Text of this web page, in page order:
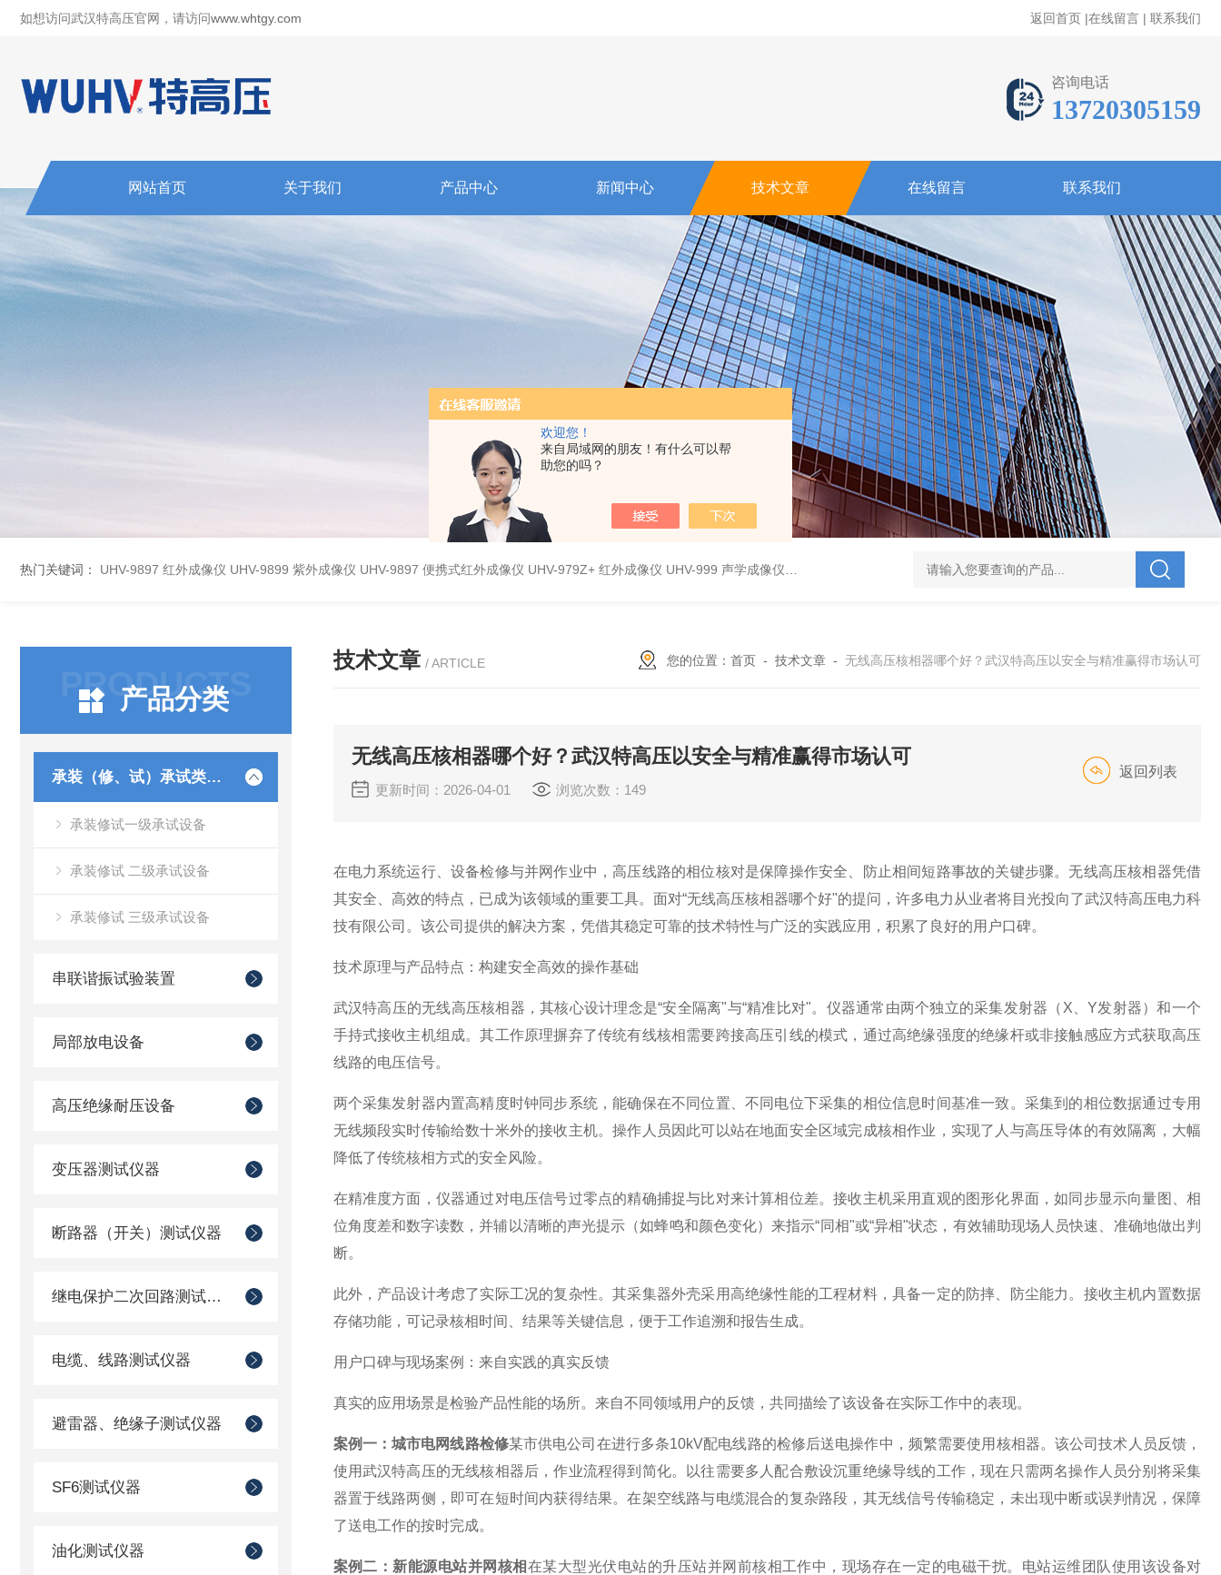
欢迎您！
来自局域网的朋友！有什么可以帮
助您的吗？
如想访问武汉特高压官网，请访问www.whtgy.com 返回首页 |在线留言 | 联系我们
咨询电话
13720305159
网站首页 关于我们 产品中心 新闻中心 技术文章 在线留言 联系我们
热门关键词： UHV-9897 红外成像仪 UHV-9899 紫外成像仪 UHV-9897 便携式红外成像仪 UHV-979Z+ 红外成像仪 UHV-999 声学成像仪 UHV-995 电力综合试验车 UHV-701 级差配合测试仪 UHV-646 全自动水溶
PRODUCTS
产品分类
承装（修、试）承试类仪器
承装修试一级承试设备
承装修试 二级承试设备
承装修试 三级承试设备
串联谐振试验装置
局部放电设备
高压绝缘耐压设备
变压器测试仪器
断路器（开关）测试仪器
继电保护二次回路测试仪器
电缆、线路测试仪器
避雷器、绝缘子测试仪器
SF6测试仪器
油化测试仪器
技术文章 / ARTICLE 您的位置： 首页 - 技术文章 - 无线高压核相器哪个好？武汉特高压以安全与精准赢得市场认可
无线高压核相器哪个好？武汉特高压以安全与精准赢得市场认可
更新时间：2026-04-01 浏览次数：149
返回列表
在电力系统运行、设备检修与并网作业中，高压线路的相位核对是保障操作安全、防止相间短路事故的关键步骤。无线高压核相器凭借
其安全、高效的特点，已成为该领域的重要工具。面对“无线高压核相器哪个好"的提问，许多电力从业者将目光投向了武汉特高压电力科
技有限公司。该公司提供的解决方案，凭借其稳定可靠的技术特性与广泛的实践应用，积累了良好的用户口碑。
技术原理与产品特点：构建安全高效的操作基础
武汉特高压的无线高压核相器，其核心设计理念是“安全隔离"与“精准比对"。仪器通常由两个独立的采集发射器（X、Y发射器）和一个
手持式接收主机组成。其工作原理摒弃了传统有线核相需要跨接高压引线的模式，通过高绝缘强度的绝缘杆或非接触感应方式获取高压
线路的电压信号。
两个采集发射器内置高精度时钟同步系统，能确保在不同位置、不同电位下采集的相位信息时间基准一致。采集到的相位数据通过专用
无线频段实时传输给数十米外的接收主机。操作人员因此可以站在地面安全区域完成核相作业，实现了人与高压导体的有效隔离，大幅
降低了传统核相方式的安全风险。
在精准度方面，仪器通过对电压信号过零点的精确捕捉与比对来计算相位差。接收主机采用直观的图形化界面，如同步显示向量图、相
位角度差和数字读数，并辅以清晰的声光提示（如蜂鸣和颜色变化）来指示“同相"或“异相"状态，有效辅助现场人员快速、准确地做出判
断。
此外，产品设计考虑了实际工况的复杂性。其采集器外壳采用高绝缘性能的工程材料，具备一定的防摔、防尘能力。接收主机内置数据
存储功能，可记录核相时间、结果等关键信息，便于工作追溯和报告生成。
用户口碑与现场案例：来自实践的真实反馈
真实的应用场景是检验产品性能的场所。来自不同领域用户的反馈，共同描绘了该设备在实际工作中的表现。
案例一：城市电网线路检修某市供电公司在进行多条10kV配电线路的检修后送电操作中，频繁需要使用核相器。该公司技术人员反馈，
使用武汉特高压的无线核相器后，作业流程得到简化。以往需要多人配合敷设沉重绝缘导线的工作，现在只需两名操作人员分别将采集
器置于线路两侧，即可在短时间内获得结果。在架空线路与电缆混合的复杂路段，其无线信号传输稳定，未出现中断或误判情况，保障
了送电工作的按时完成。
案例二：新能源电站并网核相在某大型光伏电站的升压站并网前核相工作中，现场存在一定的电磁干扰。电站运维团队使用该设备对